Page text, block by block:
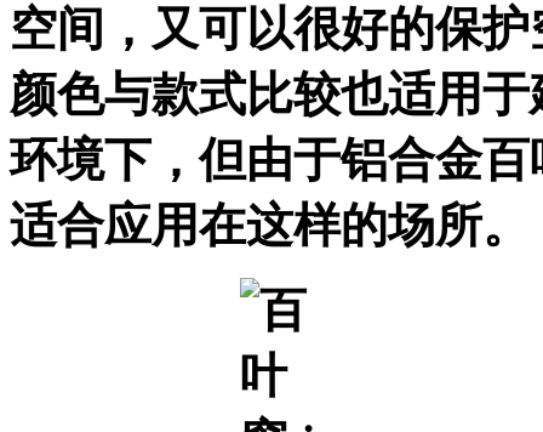
空间，又可以很好的保
颜色与款式比较也适用
环境下，但由于铝合金
适合应用在这样的场所。